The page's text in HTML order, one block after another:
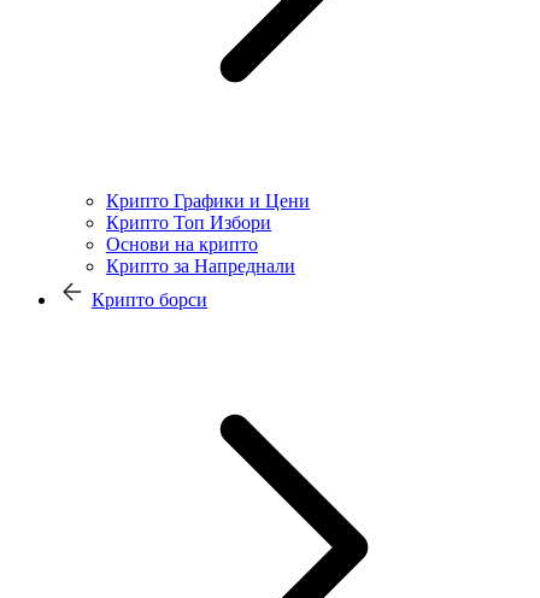
Крипто Графики и Цени
Крипто Топ Избори
Основи на крипто
Крипто за Напреднали
Крипто борси